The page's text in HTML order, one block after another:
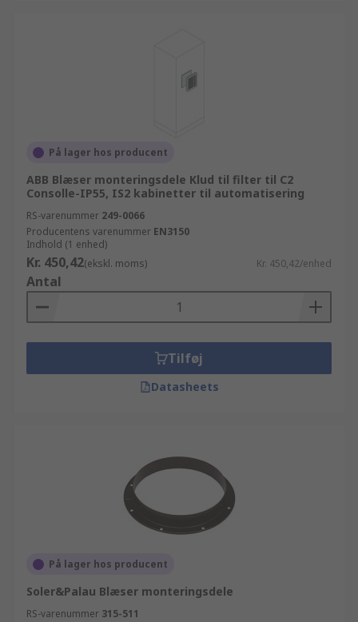
På lager hos producent
ABB Blæser monteringsdele Klud til filter til C2
Consolle-IP55, IS2 kabinetter til automatisering
RS-varenummer 249-0066
Producentens varenummer EN3150
Indhold (1 enhed)
Kr. 450,42(ekskl. moms) Kr. 450,42/enhed
Antal
Tilføj
Datasheets
På lager hos producent
Soler&Palau Blæser monteringsdele
RS-varenummer 315-511